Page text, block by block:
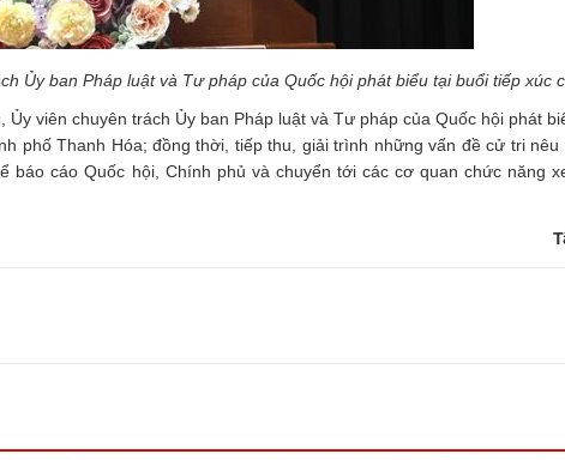
Ủy ban Pháp luật và Tư pháp của Quốc hội phát biểu tại buổi tiếp xúc
viên chuyên trách Ủy ban Pháp luật và Tư pháp của Quốc hội phát
phố Thanh Hóa; đồng thời, tiếp thu, giải trình những vấn đề cử tri nêu
báo cáo Quốc hội, Chính phủ và chuyển tới các cơ quan chức năng